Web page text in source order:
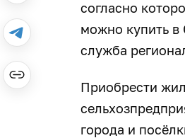
согласно
можно купить в
служба
Приобрести
города и